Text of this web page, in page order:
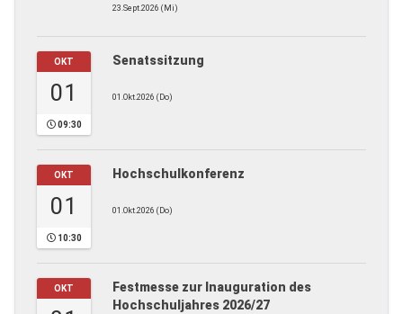
23.Sept.2026 (Mi)
OKT
01
09:30
Senatssitzung
01.Okt.2026 (Do)
OKT
01
10:30
Hochschulkonferenz
01.Okt.2026 (Do)
OKT
Festmesse zur Inauguration des
Hochschuljahres 2026/27